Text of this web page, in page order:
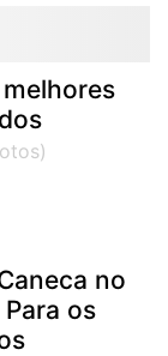
no
os